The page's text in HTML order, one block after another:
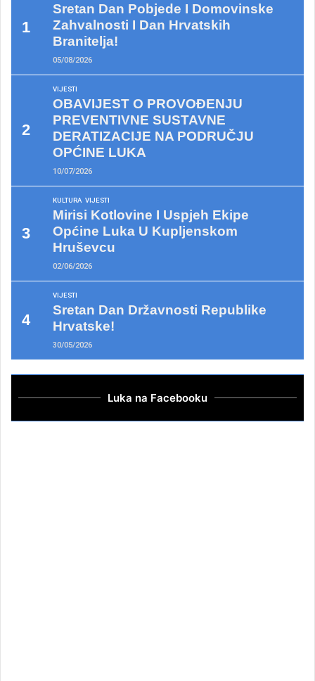
Sretan Dan Pobjede I Domovinske
Zahvalnosti I Dan Hrvatskih
Branitelja!
05/08/2026
VIJESTI
OBAVIJEST O PROVOĐENJU
PREVENTIVNE SUSTAVNE
DERATIZACIJE NA PODRUČJU
OPĆINE LUKA
10/07/2026
KULTURA VIJESTI
Mirisi Kotlovine I Uspjeh Ekipe
Općine Luka U Kupljenskom
Hruševcu
02/06/2026
VIJESTI
Sretan Dan Državnosti Republike
Hrvatske!
30/05/2026
Luka na Facebooku